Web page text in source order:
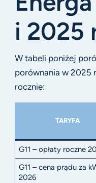
i 2025
W tabeli poniżej
porównania w 2025
rocznie:
TARYFA
G11 – opłaty roczne
G11 – cena prądu za
2026